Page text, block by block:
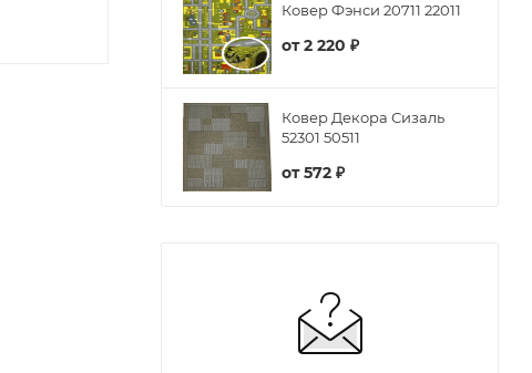
Ковер Фэнси 20711 22011
от2 220 ₽
Ковер Декора Сизаль
52301 50511
от572 ₽